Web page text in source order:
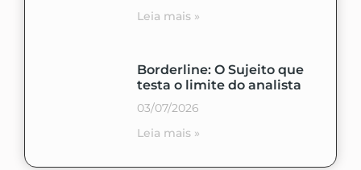
Leia mais »
Borderline: O Sujeito que
testa o limite do analista
03/07/2026
Leia mais »